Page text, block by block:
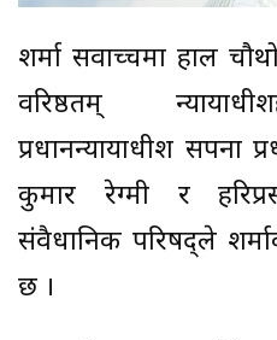
शर्मा सर्वाेच्चमा हाल
वरिष्ठतम्
प्रधानन्यायाधीश सपना
कुमार रेग्मी र
संवैधानिक परिषद्ले
छ ।